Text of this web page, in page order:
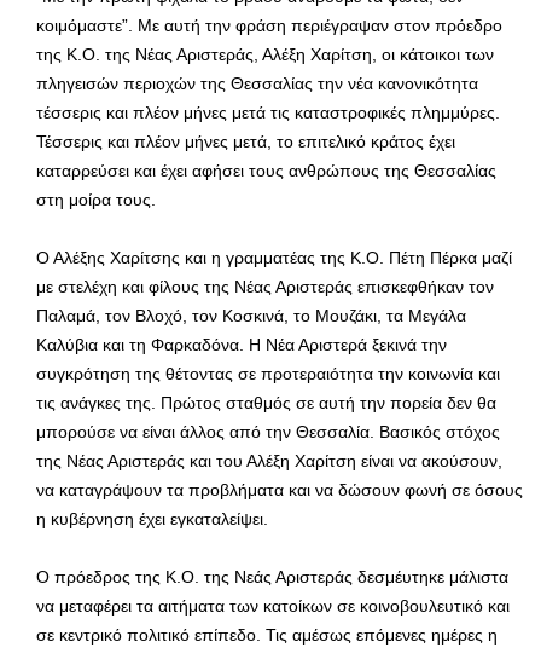
κοιμόμαστε”. Με αυτή την φράση περιέγραψαν στον πρόεδρο
της Κ.Ο. της Νέας Αριστεράς, Αλέξη Χαρίτση, οι κάτοικοι των
πληγεισών περιοχών της Θεσσαλίας την νέα κανονικότητα
τέσσερις και πλέον μήνες μετά τις καταστροφικές πλημμύρες.
Τέσσερις και πλέον μήνες μετά, το επιτελικό κράτος έχει
καταρρεύσει και έχει αφήσει τους ανθρώπους της Θεσσαλίας
στη μοίρα τους.
Ο Αλέξης Χαρίτσης και η γραμματέας της Κ.Ο. Πέτη Πέρκα μαζί
με στελέχη και φίλους της Νέας Αριστεράς επισκεφθήκαν τον
Παλαμά, τον Βλοχό, τον Κοσκινά, το Μουζάκι, τα Μεγάλα
Καλύβια και τη Φαρκαδόνα. Η Νέα Αριστερά ξεκινά την
συγκρότηση της θέτοντας σε προτεραιότητα την κοινωνία και
τις ανάγκες της. Πρώτος σταθμός σε αυτή την πορεία δεν θα
μπορούσε να είναι άλλος από την Θεσσαλία. Βασικός στόχος
της Νέας Αριστεράς και του Αλέξη Χαρίτση είναι να ακούσουν,
να καταγράψουν τα προβλήματα και να δώσουν φωνή σε όσους
η κυβέρνηση έχει εγκαταλείψει.
Ο πρόεδρος της Κ.Ο. της Νεάς Αριστεράς δεσμέυτηκε μάλιστα
να μεταφέρει τα αιτήματα των κατοίκων σε κοινοβουλευτικό και
σε κεντρικό πολιτικό επίπεδο. Τις αμέσως επόμενες ημέρες η